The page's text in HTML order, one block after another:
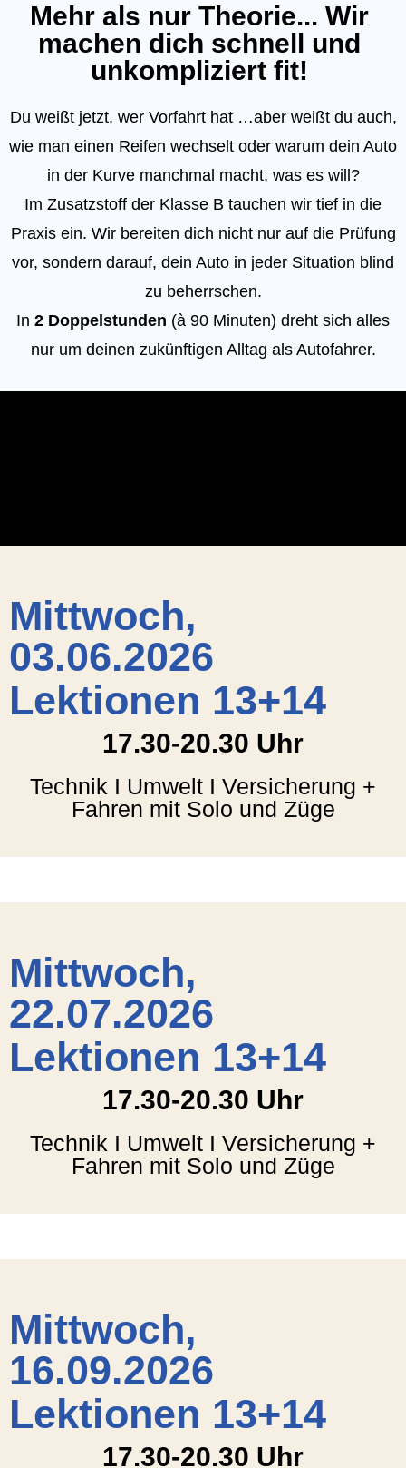
Mehr als nur Theorie... Wir
machen dich schnell und
unkompliziert fit!
Du weißt jetzt, wer Vorfahrt hat …aber weißt du auch,
wie man einen Reifen wechselt oder warum dein Auto
in der Kurve manchmal macht, was es will?
Im Zusatzstoff der Klasse B tauchen wir tief in die
Praxis ein. Wir bereiten dich nicht nur auf die Prüfung
vor, sondern darauf, dein Auto in jeder Situation blind
zu beherrschen.
In 2 Doppelstunden (à 90 Minuten) dreht sich alles
nur um deinen zukünftigen Alltag als Autofahrer.
Mittwoch,
03.06.2026
Lektionen 13+14
17.30-20.30 Uhr
Technik I Umwelt I Versicherung +
Fahren mit Solo und Züge
Mittwoch,
22.07.2026
Lektionen 13+14
17.30-20.30 Uhr
Technik I Umwelt I Versicherung +
Fahren mit Solo und Züge
Mittwoch,
16.09.2026
Lektionen 13+14
17.30-20.30 Uhr